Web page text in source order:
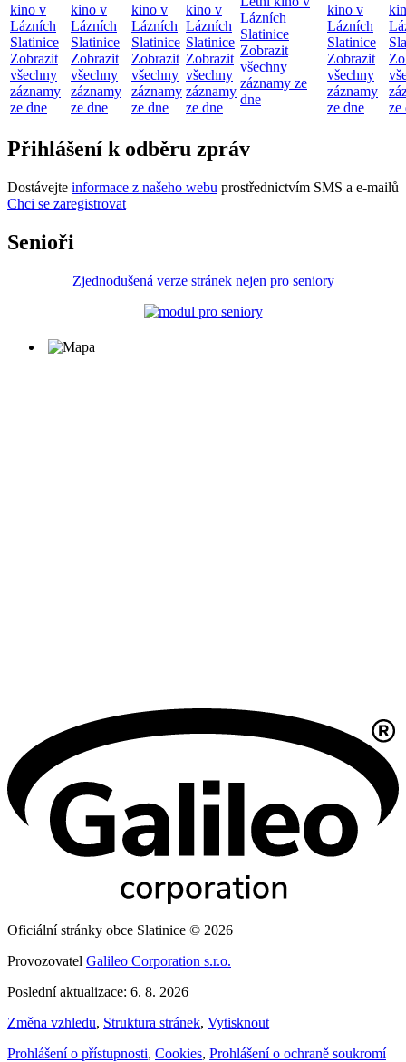
kino v
Lázních
Slatinice
Zobrazit
všechny
záznamy
ze dne
kino v
Lázních
Slatinice
Zobrazit
všechny
záznamy
ze dne
kino v
Lázních
Slatinice
Zobrazit
všechny
záznamy
ze dne
kino v
Lázních
Slatinice
Zobrazit
všechny
záznamy
ze dne
Lázních
Slatinice
Zobrazit
všechny
záznamy ze
dne
kino v
Lázních
Slatinice
Zobrazit
všechny
záznamy
ze dne
ze
Přihlášení k odběru zpráv
Dostávejte informace z našeho webu prostřednictvím SMS a e-mailů
Chci se zaregistrovat
Senioři
Zjednodušená verze stránek nejen pro seniory
Oficiální stránky obce Slatinice © 2026
Provozovatel Galileo Corporation s.r.o.
Poslední aktualizace: 6. 8. 2026
Změna vzhledu, Struktura stránek, Vytisknout
Prohlášení o přístupnosti, Cookies, Prohlášení o ochraně soukromí